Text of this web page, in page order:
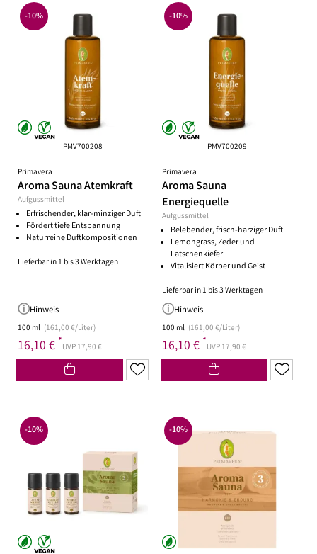
PMV700208
Primavera
Aroma Sauna Atemkraft
Aufgussmittel
Erfrischender, klar-minziger Duft
Fördert tiefe Entspannung
Naturreine Duftkompositionen
Lieferbar in 1 bis 3 Werktagen
Hinweis
100 ml (161,00 €/Liter)
16,10 € *UVP 17,90 €
-10%
PMV700209
Primavera
Aroma Sauna
Energiequelle
Aufgussmittel
Belebender, frisch-harziger Duft
Lemongrass, Zeder und
Latschenkiefer
Vitalisiert Körper und Geist
Lieferbar in 1 bis 3 Werktagen
Hinweis
100 ml (161,00 €/Liter)
16,10 € *UVP 17,90 €
-10%
-10% -10%